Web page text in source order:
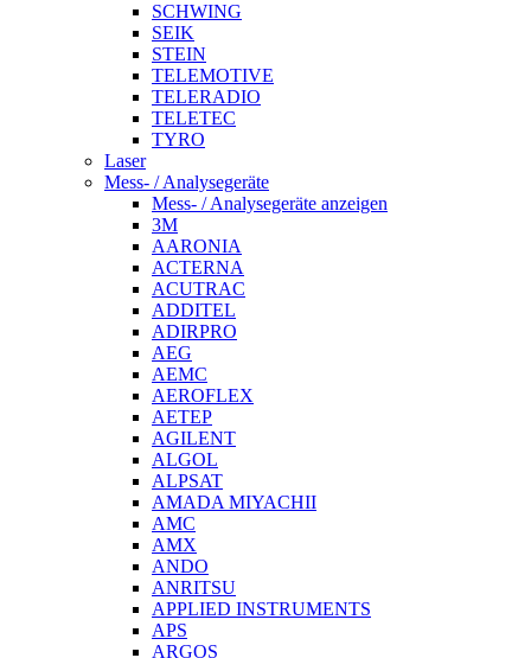
SCHWING
SEIK
STEIN
TELEMOTIVE
TELERADIO
TELETEC
TYRO
Laser
Mess- / Analysegeräte
Mess- / Analysegeräte anzeigen
3M
AARONIA
ACTERNA
ACUTRAC
ADDITEL
ADIRPRO
AEG
AEMC
AEROFLEX
AETEP
AGILENT
ALGOL
ALPSAT
AMADA MIYACHII
AMC
AMX
ANDO
ANRITSU
APPLIED INSTRUMENTS
APS
ARGOS